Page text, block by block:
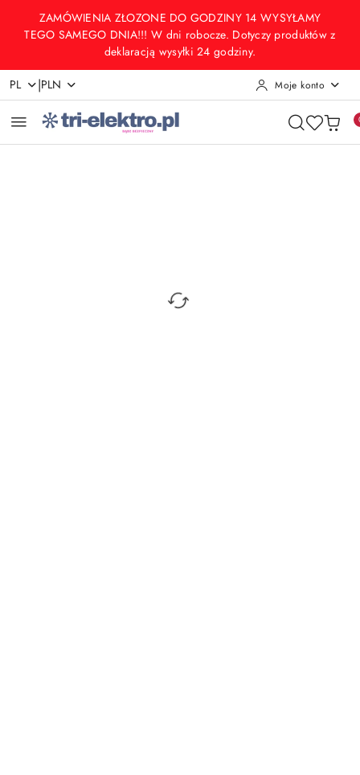
Przejdź do treści głównej
Przejdź do wyszukiwarki
Przejdź do moje konto
Przejdź do menu głównego
Przejdź do opisu produktu
Przejdź do stopki
ZAMÓWIENIA ZŁOZONE DO GODZINY 14 WYSYŁAMY
TEGO SAMEGO DNIA!!! W dni robocze. Dotyczy produktów z
deklaracją wysyłki 24 godziny.
PL |PLN Moje konto